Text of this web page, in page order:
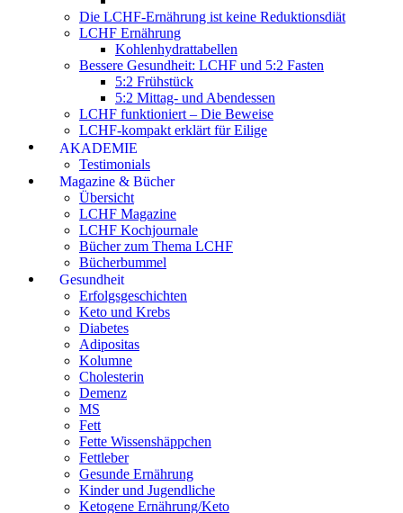
Die LCHF-Ernährung ist keine Reduktionsdiät
LCHF Ernährung
Kohlenhydrattabellen
Bessere Gesundheit: LCHF und 5:2 Fasten
5:2 Frühstück
5:2 Mittag- und Abendessen
LCHF funktioniert – Die Beweise
LCHF-kompakt erklärt für Eilige
AKADEMIE
Testimonials
Magazine & Bücher
Übersicht
LCHF Magazine
LCHF Kochjournale
Bücher zum Thema LCHF
Bücherbummel
Gesundheit
Erfolgsgeschichten
Keto und Krebs
Diabetes
Adipositas
Kolumne
Cholesterin
Demenz
MS
Fett
Fette Wissenshäppchen
Fettleber
Gesunde Ernährung
Kinder und Jugendliche
Ketogene Ernährung/Keto